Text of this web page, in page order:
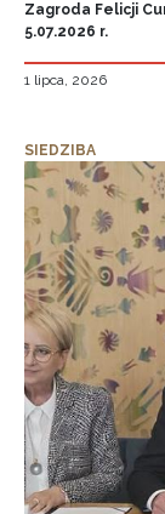
Zagroda Felicji
5.07.2026 r.
1 lipca, 2026
SIEDZIBA